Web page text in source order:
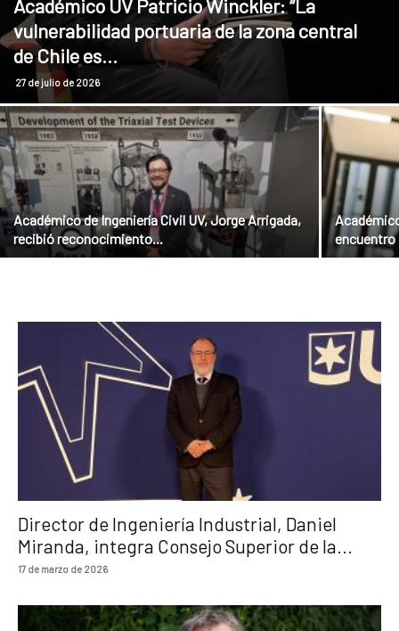
Académico UV Patricio Winckler: “La
vulnerabilidad portuaria de la zona central
de Chile es...
27 de julio de 2026
Académico de Ingeniería Civil UV, Jorge Arrigada,
recibió reconocimiento...
encuentro
Director de Ingeniería Industrial, Daniel
Miranda, integra Consejo Superior de la...
17 de marzo de 2026